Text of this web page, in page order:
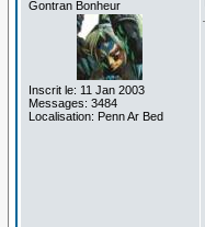
Gontran Bonheur
Inscrit le: 11 Jan 2003
Messages: 3484
Localisation: Penn Ar Bed